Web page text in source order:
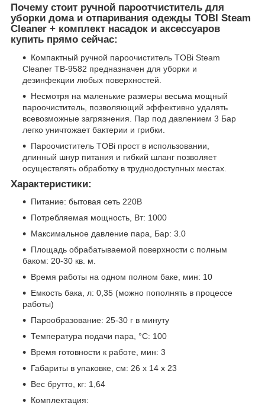
Почему стоит ручной пароотчиститель для
уборки дома и отпаривания одежды TOBI Steam
Cleaner + комплект насадок и аксессуаров
купить прямо сейчас:
Компактный ручной пароочиститель TOBi Steam
Cleaner TB-9582 предназначен для уборки и
дезинфекции любых поверхностей.
Несмотря на маленькие размеры весьма мощный
пароочиститель, позволяющий эффективно удалять
всевозможные загрязнения. Пар под давлением 3 Бар
легко уничтожает бактерии и грибки.
Пароочиститель TOBi прост в использовании,
длинный шнур питания и гибкий шланг позволяет
осуществлять обработку в труднодоступных местах.
Характеристики:
Питание: бытовая сеть 220В
Потребляемая мощность, Вт: 1000
Максимальное давление пара, Бар: 3.0
Площадь обрабатываемой поверхности с полным
баком: 20-30 кв. м.
Время работы на одном полном баке, мин: 10
Емкость бака, л: 0,35 (можно пополнять в процессе
работы)
Парообразование: 25-30 г в минуту
Температура подачи пара, °C: 100
Время готовности к работе, мин: 3
Габариты в упаковке, см: 26 х 14 х 23
Вес брутто, кг: 1,64
Комплектация: